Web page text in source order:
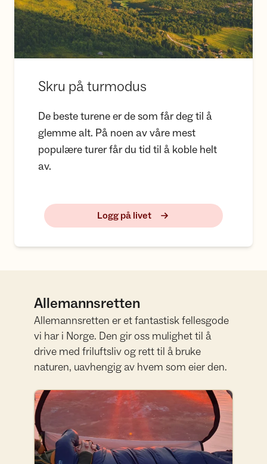
Skru på turmodus
De beste turene er de som får deg til å
glemme alt. På noen av våre mest
populære turer får du tid til å koble helt
av.
Logg på livet
Allemannsretten
Allemannsretten er et fantastisk fellesgode
vi har i Norge. Den gir oss mulighet til å
drive med friluftsliv og rett til å bruke
naturen, uavhengig av hvem som eier den.
Hvor kan jeg ferdes i norsk natur?